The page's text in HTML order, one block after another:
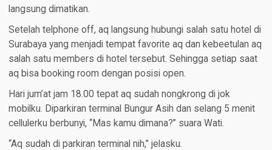
langsung dimatikan.
Setelah telphone off, aq langsung hubungi salah satu hotel di
Surabaya yang menjadi tempat favorite aq dan kebeetulan aq
salah satu members di hotel tersebut. Sehingga setiap saat
aq bisa booking room dengan posisi open.
Hari jum’at jam 18.00 tepat aq sudah nongkrong di jok
mobilku. Diparkiran terminal Bungur Asih dan selang 5 menit
cellulerku berbunyi, “Mas kamu dimana?” suara Wati.
“Aq sudah di parkiran terminal nih,” jelasku.